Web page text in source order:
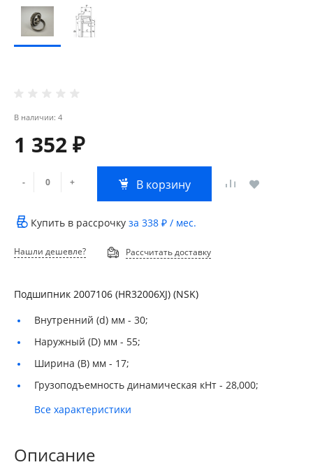
В наличии: 4
1 352 ₽
- + В корзину
Купить в рассрочку за 338 ₽ / мес.
Нашли дешевле? Рассчитать доставку
Подшипник 2007106 (HR32006ХJ) (NSK)
Внутренний (d) мм - 30;
Наружный (D) мм - 55;
Ширина (B) мм - 17;
Грузоподъемность динамическая кНт - 28,000;
Все характеристики
Описание